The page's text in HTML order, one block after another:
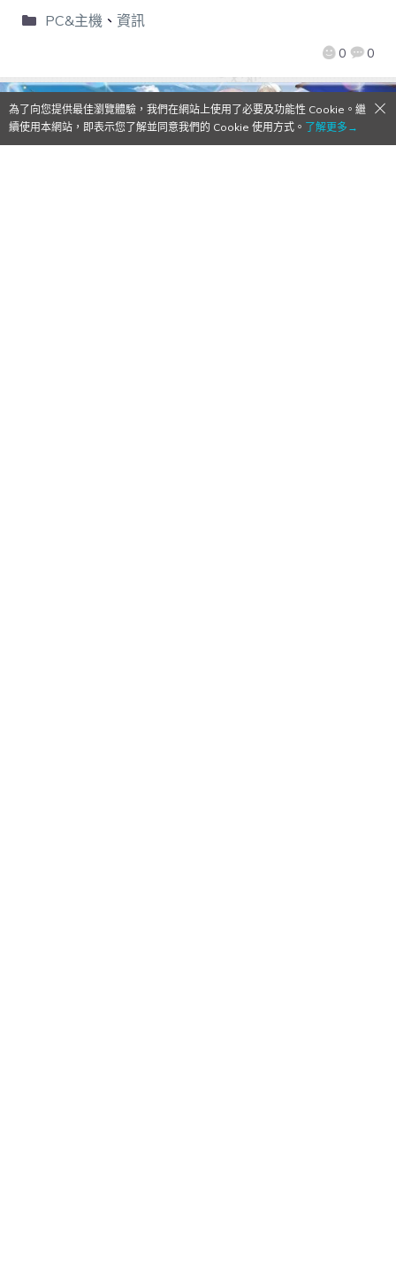
0 0
PC&主機、 資訊
為了向您提供最佳瀏覽體驗，我們在網站上使用了必要及功能性 Cookie。繼
續使用本網站，即表示您了解並同意我們的 Cookie 使用方式。 了解更多→